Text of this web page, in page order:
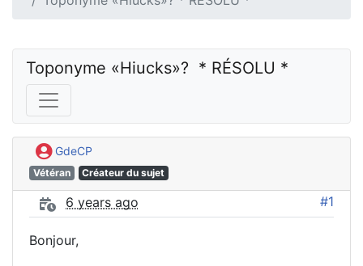
Toponyme «Hiucks»?  * RÉSOLU *
GdeCP
Vétéran Créateur du sujet
6 years ago #1
Bonjour,